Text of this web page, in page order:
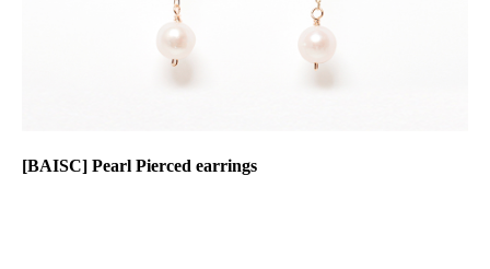
[BAISC] Pearl Pierced earrings